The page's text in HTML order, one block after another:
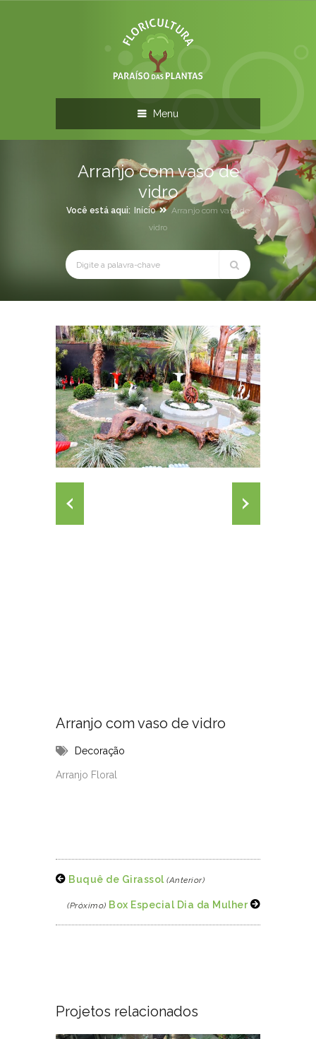
Menu
Arranjo com vaso de
vidro
Você está aqui: Início
Arranjo com vaso de
vidro
Arranjo com vaso de vidro
Decoração
Arranjo Floral
Buquê de Girassol (Anterior)
(Próximo) Box Especial Dia da Mulher
Projetos relacionados